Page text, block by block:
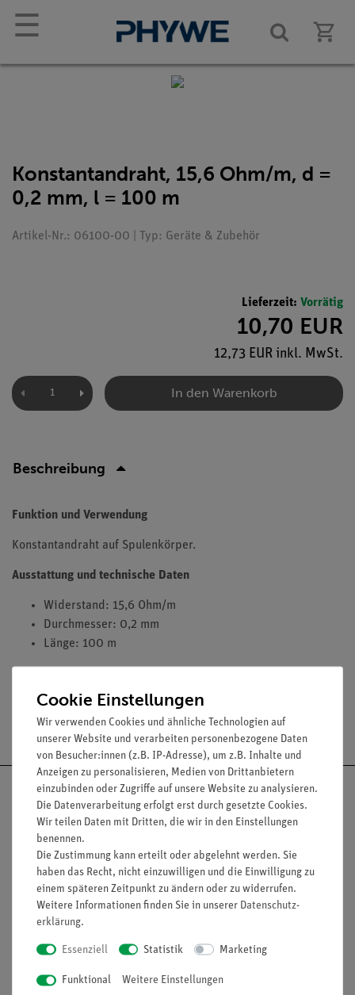
☰
Konstantandraht, 15,6 Ohm/m, d =
0,2 mm, l = 100 m
Artikel-Nr.: 06100-00 | Typ: Geräte & Zubehör
Lieferzeit: Vorrätig
10,70 EUR
12,73 EUR inkl. MwSt.
In den Warenkorb
Beschreibung
Funktion und Verwendung
Konstantandraht auf Spulenkörper.
Ausstattung und technische Daten
Widerstand: 15,6 Ohm/m
Durchmesser: 0,2 mm
Länge: 100 m
Versandkostenfrei ab 300,- €
Informationen
Projekte und Lösungen
Service
Beratung & Showroom
Cookie Einstellungen
Wir verwenden Cookies und ähnliche Technologien auf
unserer Website und verarbeiten personenbezogene Daten
von Besucher:innen (z.B. IP-Adresse), um z.B. Inhalte und
Anzeigen zu personalisieren, Medien von Drittanbietern
einzubinden oder Zugriffe auf unsere Website zu analysieren.
Die Datenverarbeitung erfolgt erst durch gesetzte Cookies.
Wir teilen Daten mit Dritten, die wir in den Einstellungen
benennen.
Die Zustimmung kann erteilt oder abgelehnt werden. Sie
haben das Recht, nicht einzuwilligen und die Einwilligung zu
einem späteren Zeitpunkt zu ändern oder zu widerrufen.
Weitere Informationen finden Sie in unserer Daten­schutz­
erklärung.
Essenziell Statistik Marketing
Funktional Weitere Einstellungen